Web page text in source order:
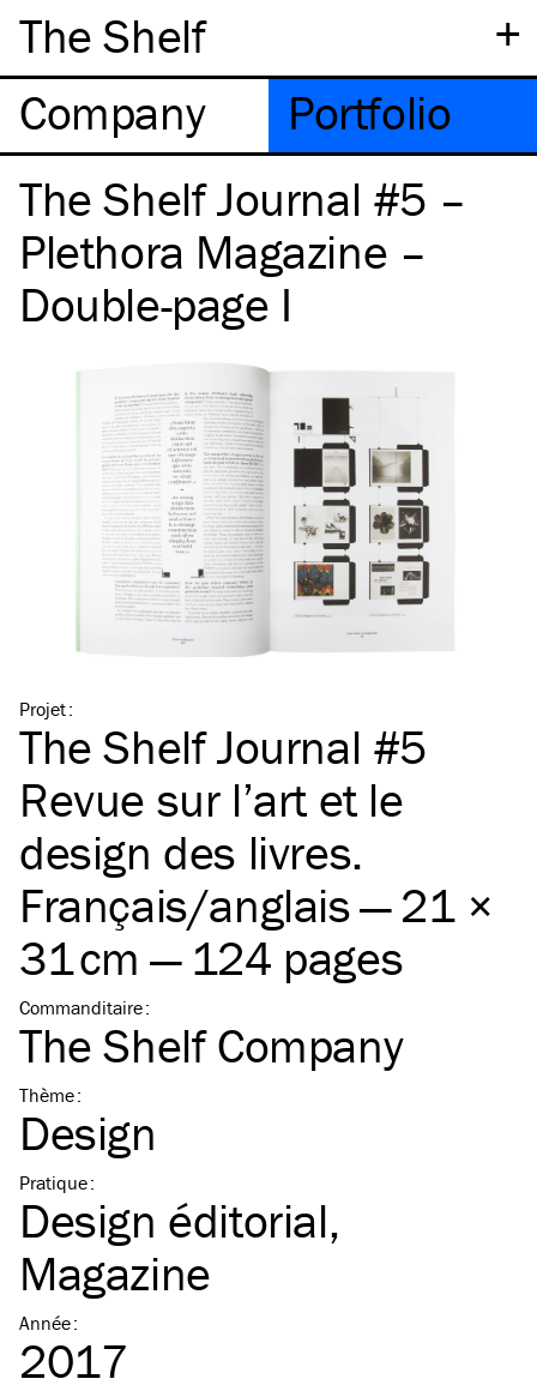
+
The Shelf
Company
Portfolio
The Shelf Journal #5 –
Plethora Magazine –
Double-page I
Projet:
The Shelf Journal #5
Revue sur l’art et le
design des livres.
Français/​anglais — 21 ×
31 cm — 124 pages
Commanditaire:
The Shelf Company
Thème:
Design
Pratique:
Design éditorial
Magazine
Année:
2017